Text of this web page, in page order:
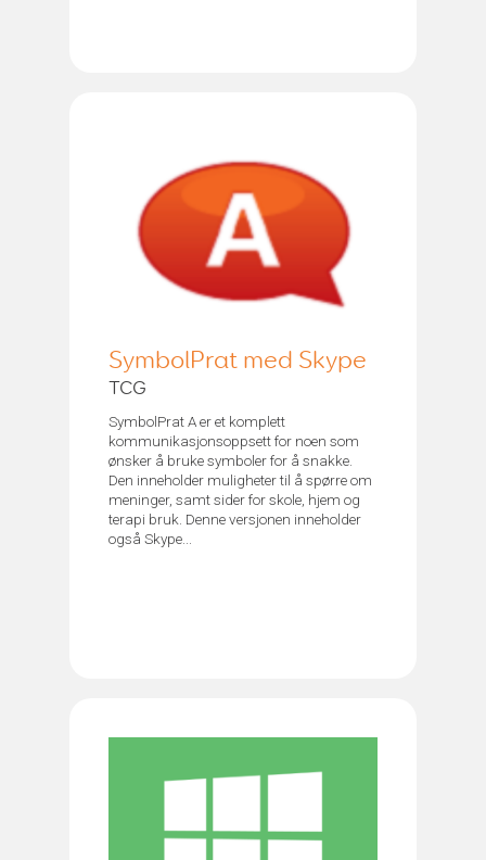
SymbolPrat med Skype
TCG
SymbolPrat A er et komplett
kommunikasjonsoppsett for noen som
ønsker å bruke symboler for å snakke.
Den inneholder muligheter til å spørre om
meninger, samt sider for skole, hjem og
terapi bruk. Denne versjonen inneholder
også Skype...